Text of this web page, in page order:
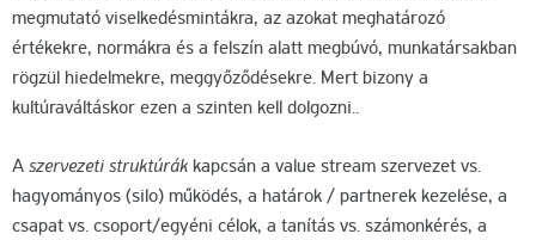
megmutató viselkedésmintákra, az azokat meghatározó
értékekre, normákra és a felszín alatt megbúvó, munkatársakban
rögzül hiedelmekre, meggyőződésekre. Mert bizony a
kultúraváltáskor ezen a szinten kell dolgozni..
A szervezeti struktúrákkapcsán a value stream szervezet vs.
hagyományos (silo) működés, a határok / partnerek kezelése, a
csapat vs. csoport/egyéni célok, a tanítás vs. számonkérés, a